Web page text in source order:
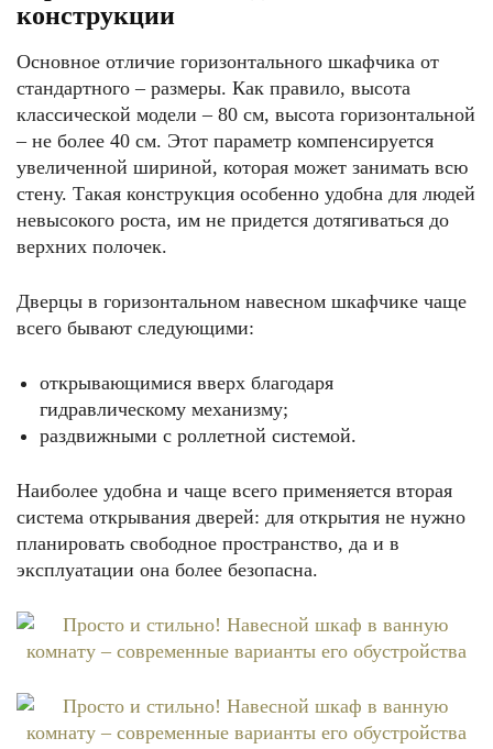
конструкции
Основное отличие горизонтального шкафчика от
стандартного – размеры. Как правило, высота
классической модели – 80 см, высота горизонтальной
– не более 40 см. Этот параметр компенсируется
увеличенной шириной, которая может занимать всю
стену. Такая конструкция особенно удобна для людей
невысокого роста, им не придется дотягиваться до
верхних полочек.
Дверцы в горизонтальном навесном шкафчике чаще
всего бывают следующими:
открывающимися вверх благодаря
гидравлическому механизму;
раздвижными с роллетной системой.
Наиболее удобна и чаще всего применяется вторая
система открывания дверей: для открытия не нужно
планировать свободное пространство, да и в
эксплуатации она более безопасна.